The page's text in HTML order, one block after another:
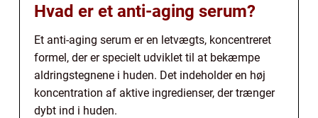
Hvad er et anti-aging serum?
Et anti-aging serum er en letvægts, koncentreret
formel, der er specielt udviklet til at bekæmpe
aldringstegnene i huden. Det indeholder en høj
koncentration af aktive ingredienser, der trænger
dybt ind i huden.